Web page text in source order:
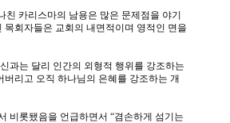
카리스마의 남용은 많은 문제점을 야기
회자들은 교회의 내면적이며 영적인 면을
과는 달리 인간의 외형적 행위를 강조하는
리고 오직 하나님의 은혜를 강조하는 개
비롯됐음을 언급하면서 “겸손하게 섬기는